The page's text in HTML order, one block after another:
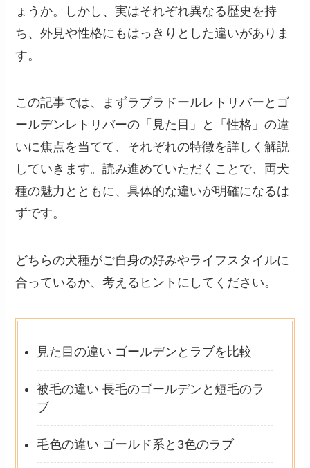
ょうか。しかし、実はそれぞれ異なる歴史を持
ち、外見や性格にもはっきりとした違いがありま
す。
この記事では、まずラブラドールレトリバーとゴ
ールデンレトリバーの「見た目」と「性格」の違
いに焦点を当てて、それぞれの特徴を詳しく解説
していきます。読み進めていただくことで、両犬
種の魅力とともに、具体的な違いが明確になるは
ずです。
どちらの犬種がご自身の好みやライフスタイルに
合っているか、考えるヒントにしてください。
見た目の違い ゴールデンとラブを比較
被毛の違い 長毛のゴールデンと短毛のラ
ブ
毛色の違い ゴールド系と3色のラブ